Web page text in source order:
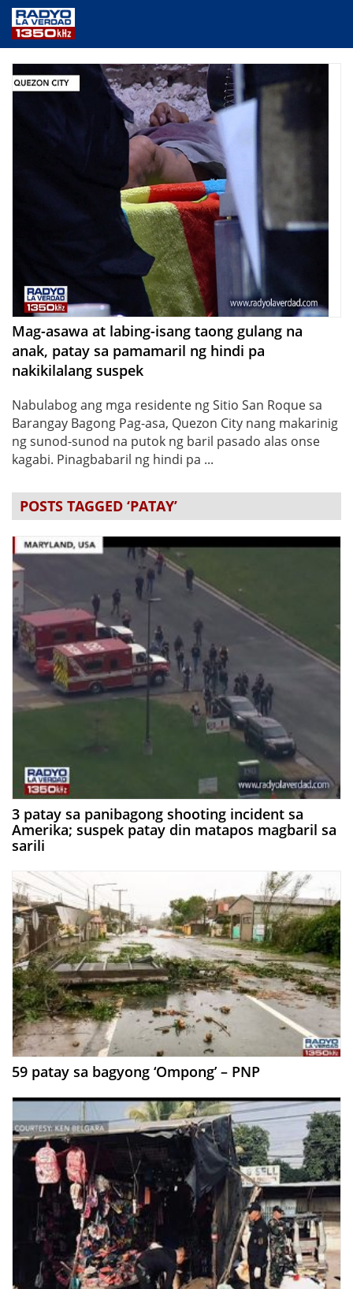
PUBLIC SERVICE
ANNOUNCEMENTS
Mag-asawa at labing-isang taong gulang na
anak, patay sa pamamaril ng hindi pa
nakikilalang suspek
Nabulabog ang mga residente ng Sitio San Roque sa
Barangay Bagong Pag-asa, Quezon City nang makarinig
ng sunod-sunod na putok ng baril pasado alas onse
kagabi. Pinagbabaril ng hindi pa ...
POSTS TAGGED ‘PATAY’
3 patay sa panibagong shooting incident sa
Amerika; suspek patay din matapos magbaril sa
sarili
59 patay sa bagyong ‘Ompong’ – PNP